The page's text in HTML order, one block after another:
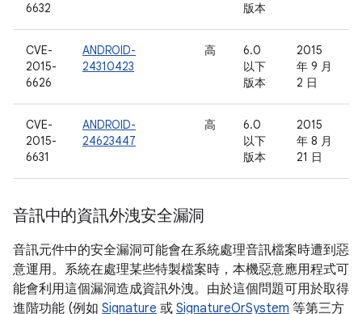
6632
版本
CVE-
2015-
6626
ANDROID-
24310423
高
6.0
以下
版本
2015
年 9 月
2 日
CVE-
2015-
6631
ANDROID-
24623447
高
6.0
以下
版本
2015
年 8 月
21 日
音訊中的資訊外洩安全漏洞
音訊元件中的安全漏洞可能會在系統處理音訊檔案時遭到惡
意運用。系統在處理某些特製檔案時，本機惡意應用程式可
能會利用這個漏洞造成資訊外洩。由於這個問題可用於取得
進階功能 (例如 Signature 或 SignatureOrSystem 等第三方